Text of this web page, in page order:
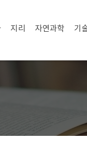
지리 자연과학 기